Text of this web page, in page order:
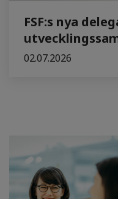
FSF:s nya
02.07.2026